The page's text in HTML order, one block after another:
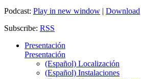
Podcast: Play in new window | Download
Subscribe: RSS
Presentación
Presentación
(Español) Localización
(Español) Instalaciones